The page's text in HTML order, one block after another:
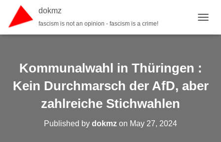
dokmz
fascism is not an opinion - fascism is a crime!
Kommunalwahl in Thüringen :
Kein Durchmarsch der AfD, aber
zahlreiche Stichwahlen
Published by dokmz on May 27, 2024